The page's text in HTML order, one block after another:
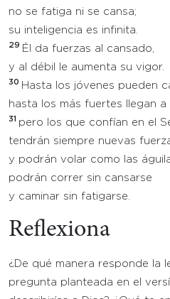
no se fatiga ni se cansa;
su inteligencia es infinita.
29 Él da fuerzas al cansado,
y al débil le aumenta su vigor.
30 Hasta los jóvenes pueden
hasta los más fuertes llegan a
31 pero los que confían en el
tendrán siempre nuevas
y podrán volar como las
podrán correr sin cansarse
y caminar sin fatigarse.
Reflexiona
¿De qué manera responde la
pregunta planteada en el